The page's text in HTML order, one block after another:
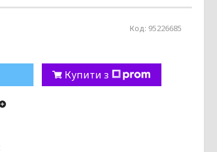
Код: 95226685
Купити з